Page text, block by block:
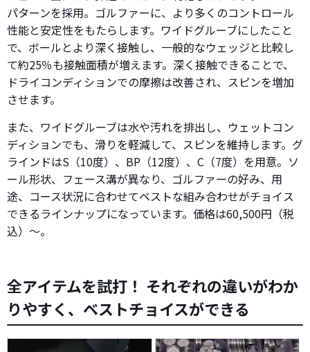
パターンを採用。ゴルファーに、より多くのコントロール
性能と安定性をもたらします。ワイドグルーブにしたこと
で、ボールとより深く接触し、一般的なウェッジと比較し
て約25％も接触面積が増えます。深く接触できることで、
ドライコンディションでの摩擦は改善され、スピンを増加
させます。
また、ワイドグルーブは水や汚れを排出し、ウェットコン
ディションでも、滑りを軽減して、スピンを維持します。グ
ラインドはS（10度）、BP（12度）、C（7度）を用意。ソ
ール形状、フェース溝が異なり、ゴルファーの好み、用
途、コース状況に合わせてベストな組み合わせがチョイス
できるラインナップになっています。価格は60,500円（税
込）～。
全アイテムを試打！ それぞれの違いがわか
りやすく、ベストチョイスができる